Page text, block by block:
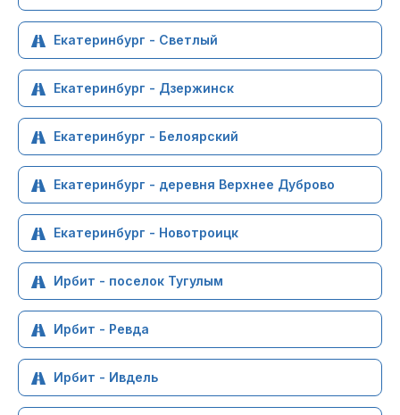
Екатеринбург - Светлый
Екатеринбург - Дзержинск
Екатеринбург - Белоярский
Екатеринбург - деревня Верхнее Дуброво
Екатеринбург - Новотроицк
Ирбит - поселок Тугулым
Ирбит - Ревда
Ирбит - Ивдель